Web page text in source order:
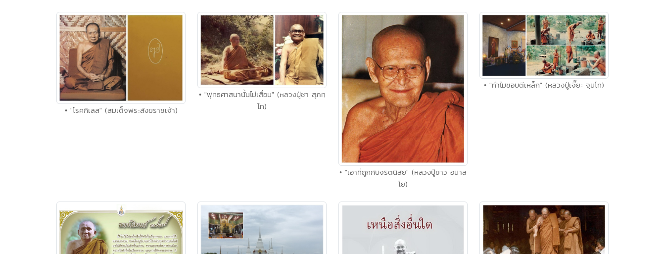
• "โรคกิเลส" (สมเด็จพระสังฆราชเจ้า)
• "พุทธศาสนานั้นไม่เสื่อม" (หลวงปู่ชา สุภทฺ
โท)
• "เอาที่ถูกกับจริตนิสัย" (หลวงปู่ขาว อนาล
โย)
• "ทำไมชอบตีเหล็ก" (หลวงปู่เจี๊ยะ จุนโท)